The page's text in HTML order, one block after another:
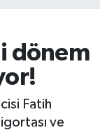
dönem
Fatih
ve